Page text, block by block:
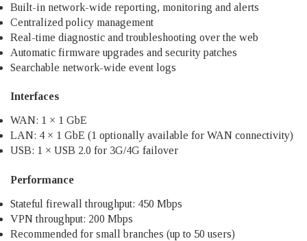
Built-in network-wide reporting, monitoring and alerts
Centralized policy management
Real-time diagnostic and troubleshooting over the web
Automatic firmware upgrades and security patches
Searchable network-wide event logs
Interfaces
WAN: 1 × 1 GbE
LAN: 4 × 1 GbE (1 optionally available for WAN connectivity)
USB: 1 × USB 2.0 for 3G/4G failover
Performance
Stateful firewall throughput: 450 Mbps
VPN throughput: 200 Mbps
Recommended for small branches (up to 50 users)